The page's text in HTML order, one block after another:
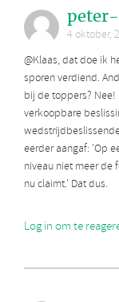
4 oktober,
@Klaas, dat doe ik
sporen verdiend.
bij de toppers?
verkoopbare
eerder aangaf: 'Op
niveau niet meer de
nu claimt.' Dat dus.
Log in om te